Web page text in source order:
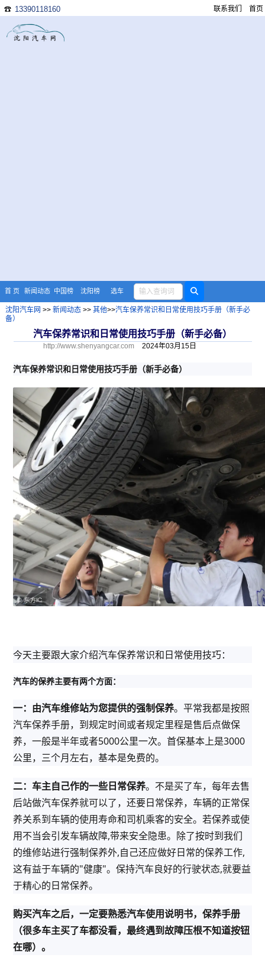
☎ 13390118160 首页
联系我们
首 页 新闻动态 中国榜 沈阳榜 选车
沈阳汽车网 >> 新闻动态>> 其他>>汽车保养常识和日常使用技巧手册（新手必
备）
汽车保养常识和日常使用技巧手册（新手必备）
http://www.shenyangcar.com 2024年03月15日
汽车保养常识和日常使用技巧手册（新手必备）
今天主要跟大家介绍汽车保养常识和日常使用技巧：
汽车的保养主要有两个方面：
一：由汽车维修站为您提供的强制保养。平常我都是按照
汽车保养手册，到规定时间或者规定里程是售后点做保
养，一般是半年或者5000公里一次。首保基本上是3000
公里，三个月左右，基本是免费的。
二：车主自己作的一些日常保养。不是买了车，每年去售
后站做汽车保养就可以了，还要日常保养，车辆的正常保
养关系到车辆的使用寿命和司机乘客的安全。若保养或使
用不当会引发车辆故障,带来安全隐患。除了按时到我们
的维修站进行强制保养外,自己还应做好日常的保养工作,
这有益于车辆的"健康"。保持汽车良好的行驶状态,就要益
于精心的日常保养。
购买汽车之后，一定要熟悉汽车使用说明书，保养手册
（很多车主买了车都没看，最终遇到故障压根不知道按钮
在哪）。